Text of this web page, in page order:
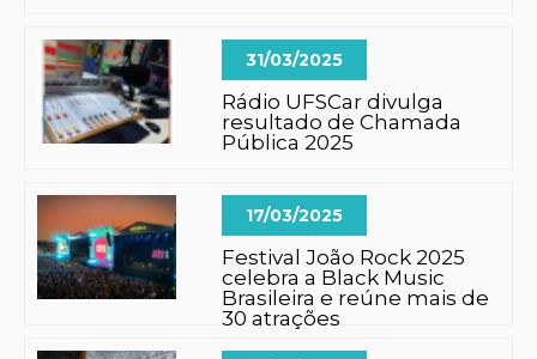
31/03/2025
Rádio UFSCar divulga
resultado de Chamada
Pública 2025
17/03/2025
Festival João Rock 2025
celebra a Black Music
Brasileira e reúne mais de
30 atrações